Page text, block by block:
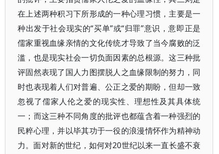
在上述两种积习下所形成的一种心理习惯，主要是一
种出发于社会现实的“买单”或“归罪”意识，意即正是
儒家重视血缘亲情的文化传统才导致了当今腐败的泛
滥，也是现实社会一切负面因素的总根源。这三种批
评固然表现了国人力图摆脱人之血缘限制的努力，同
时也表现着人们对普遍、公正之爱的期盼，但却一致
忽视了儒家人伦之爱的现实性、理想性及其具体统
一；而这三种不同角度的批评也都蕴含着一种强烈的
民粹心理，并以毕其功于一役的浪漫情怀作为精神动
力。面对新的世纪，如何对20世纪以来一直长盛不衰